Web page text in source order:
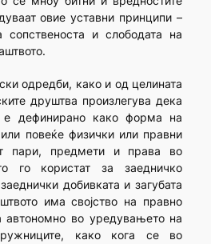
овие уставни принципи –
сопственоста и слободата на
одредби, како и од целината
друштва произлегува дека
е дефинирано како форма на
повеќе физички или правни
пари, предмети и права во
го користат за заедничко
добивката и загубата
има својство на правно
во уредувањето на
како кога се во